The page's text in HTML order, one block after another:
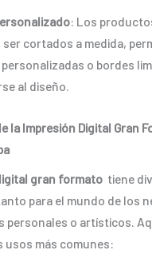
: Los
ser cortados a medida,
o bordes
al diseño.
la Impresión Digital Gran
gran formatotiene
para el mundo de los
personales o artísticos.
usos más comunes: